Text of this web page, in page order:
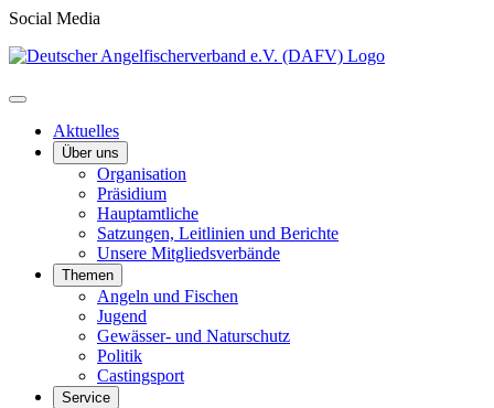
Social Media
Aktuelles
Über uns
Organisation
Präsidium
Hauptamtliche
Satzungen, Leitlinien und Berichte
Unsere Mitgliedsverbände
Themen
Angeln und Fischen
Jugend
Gewässer- und Naturschutz
Politik
Castingsport
Service